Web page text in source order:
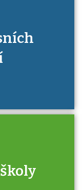
a kde